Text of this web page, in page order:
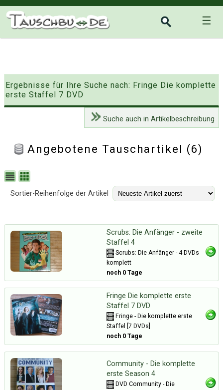
☰
Ergebnisse für Ihre Suche nach: Fringe Die komplette
erste Staffel 7 DVD
Suche auch in Artikelbeschreibung
Angebotene Tauschartikel (6)
Sortier-Reihenfolge der Artikel
Scrubs: Die Anfänger - zweite
Staffel 4
Scrubs: Die Anfänger - 4 DVDs
komplett
noch 0 Tage
Fringe Die komplette erste
Staffel 7 DVD
Fringe - Die komplette erste
Staffel [7 DVDs]
noch 0 Tage
Community - Die komplette
erste Season 4
DVD Community - Die